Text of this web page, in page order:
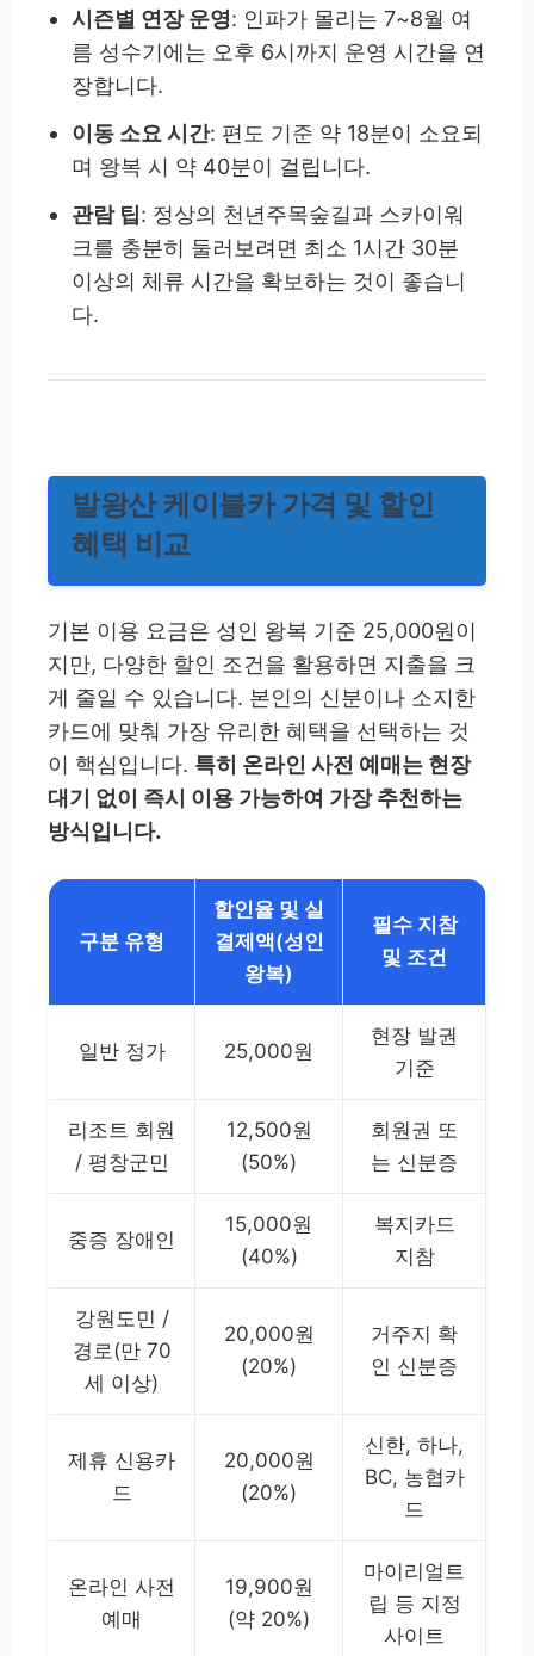
시즌별 연장 운영: 인파가 몰리는 7~8월 여
름 성수기에는 오후 6시까지 운영 시간을 연
장합니다.
이동 소요 시간: 편도 기준 약 18분이 소요되
며 왕복 시 약 40분이 걸립니다.
관람 팁: 정상의 천년주목숲길과 스카이워
크를 충분히 둘러보려면 최소 1시간 30분
이상의 체류 시간을 확보하는 것이 좋습니
다.
발왕산 케이블카 가격 및 할인
혜택 비교
기본 이용 요금은 성인 왕복 기준 25,000원이
지만, 다양한 할인 조건을 활용하면 지출을 크
게 줄일 수 있습니다. 본인의 신분이나 소지한
카드에 맞춰 가장 유리한 혜택을 선택하는 것
이 핵심입니다. 특히 온라인 사전 예매는 현장
대기 없이 즉시 이용 가능하여 가장 추천하는
방식입니다.
구분 유형
할인율 및 실
결제액(성인
왕복)
필수 지참
및 조건
일반 정가 25,000원
현장 발권
기준
리조트 회원
/ 평창군민
12,500원
(50%)
회원권 또
는 신분증
중증 장애인
15,000원
(40%)
복지카드
지참
강원도민 /
경로(만 70
세 이상)
20,000원
(20%)
거주지 확
인 신분증
제휴 신용카
드
20,000원
(20%)
신한, 하나,
BC, 농협카
드
온라인 사전
예매
19,900원
(약 20%)
마이리얼트
립 등 지정
사이트